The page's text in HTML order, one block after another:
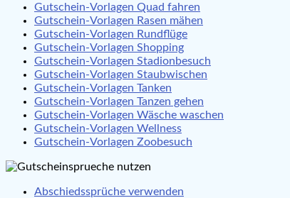
Gutschein-Vorlagen Quad fahren
Gutschein-Vorlagen Rasen mähen
Gutschein-Vorlagen Rundflüge
Gutschein-Vorlagen Shopping
Gutschein-Vorlagen Stadionbesuch
Gutschein-Vorlagen Staubwischen
Gutschein-Vorlagen Tanken
Gutschein-Vorlagen Tanzen gehen
Gutschein-Vorlagen Wäsche waschen
Gutschein-Vorlagen Wellness
Gutschein-Vorlagen Zoobesuch
Abschiedssprüche verwenden